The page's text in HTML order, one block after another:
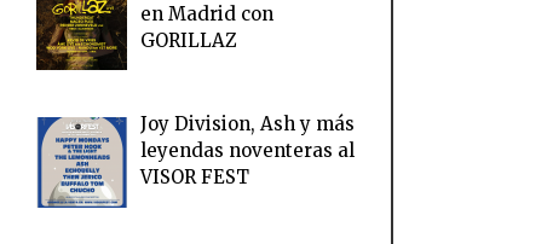
en Madrid con
GORILLAZ
Joy Division, Ash y más
leyendas noventeras al
VISOR FEST